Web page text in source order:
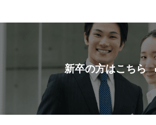
新卒の方はこちら